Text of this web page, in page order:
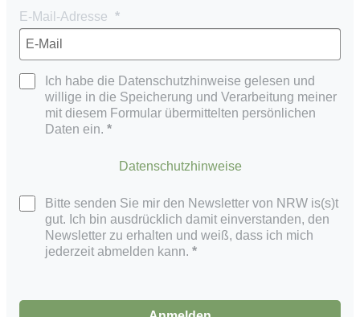
E-Mail-Adresse
Ich habe die Datenschutzhinweise gelesen und
willige in die Speicherung und Verarbeitung meiner
mit diesem Formular übermittelten persönlichen
Daten ein.
Datenschutzhinweise
Bitte senden Sie mir den Newsletter von NRW is(s)t
gut. Ich bin ausdrücklich damit einverstanden, den
Newsletter zu erhalten und weiß, dass ich mich
jederzeit abmelden kann.